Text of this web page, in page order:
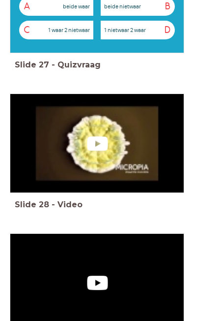
A beide waar B
beide nietwaar
C 1 waar 2 nietwaar D
1 nietwaar 2 waar
Slide 27 - Quizvraag
Slide 28 - Video